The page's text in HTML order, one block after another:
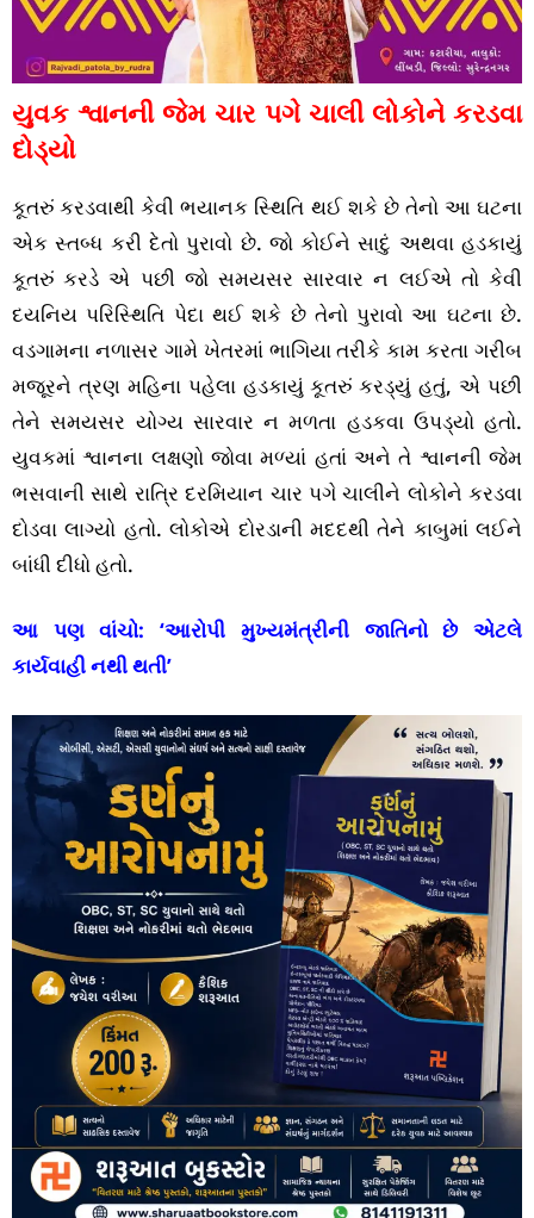
યુવક શ્વાનની જેમ ચાર પગે ચાલી લોકોને કરડવા
દોડ્યો
કૂતરું કરડવાથી કેવી ભયાનક સ્થિતિ થઈ શકે છે તેનો આ ઘટના
એક સ્તબ્ધ કરી દેતો પુરાવો છે. જો કોઈને સાદું અથવા હડકાયું
કૂતરું કરડે એ પછી જો સમયસર સારવાર ન લઈએ તો કેવી
દયનિય પરિસ્થિતિ પેદા થઈ શકે છે તેનો પુરાવો આ ઘટના છે.
વડગામના નળાસર ગામે ખેતરમાં ભાગિયા તરીકે કામ કરતા ગરીબ
મજૂરને ત્રણ મહિના પહેલા હડકાયું કૂતરું કરડ્યું હતું, એ પછી
તેને સમયસર યોગ્ય સારવાર ન મળતા હડકવા ઉપડ્યો હતો.
યુવકમાં શ્વાનના લક્ષણો જોવા મળ્યાં હતાં અને તે શ્વાનની જેમ
ભસવાની સાથે રાત્રિ દરમિયાન ચાર પગે ચાલીને લોકોને કરડવા
દોડવા લાગ્યો હતો. લોકોએ દોરડાની મદદથી તેને કાબુમાં લઈને
બાંધી દીધો હતો.
આ પણ વાંચો:‘આરોપી મુખ્યમંત્રીની જાતિનો છે એટલે
કાર્યવાહી નથી થતી’